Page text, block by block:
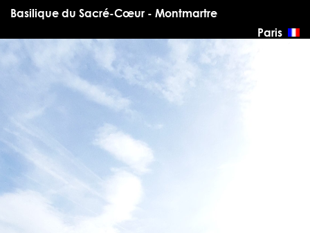
Basilique du Sacré-Cœur - Montmartre
Paris